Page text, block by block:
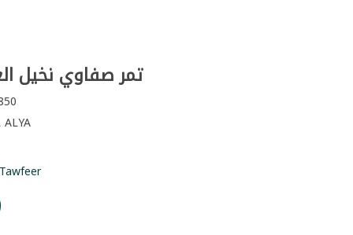
تمر صفاوي نخيل
Tawfeer